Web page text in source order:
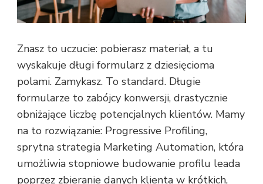
Znasz to uczucie: pobierasz materiał, a tu
wyskakuje długi formularz z dziesięcioma
polami. Zamykasz. To standard. Długie
formularze to zabójcy konwersji, drastycznie
obniżające liczbę potencjalnych klientów. Mamy
na to rozwiązanie: Progressive Profiling,
sprytna strategia Marketing Automation, która
umożliwia stopniowe budowanie profilu leada
poprzez zbieranie danych klienta w krótkich,